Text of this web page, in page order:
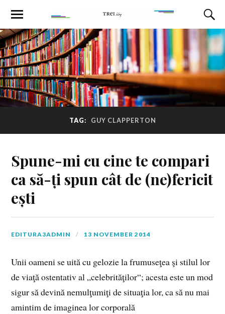
TAG: GUY CLAPPERTON
Spune-mi cu cine te compari
ca să-ți spun cât de (ne)fericit
ești
EDITURA3ADMIN 13 NOVEMBER 2014
Unii oameni se uită cu gelozie la frumuseţea şi stilul lor
de viaţă ostentativ al „celebrităţilor“; acesta este un mod
sigur să devină nemulţumiţi de situaţia lor, ca să nu mai
amintim de imaginea lor corporală